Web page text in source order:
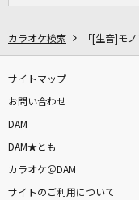
カラオケ検索 「[生音]モ
サイトマップ
お問い合わせ
DAM
DAM★とも
カラオケ＠DAM
サイトのご利用について